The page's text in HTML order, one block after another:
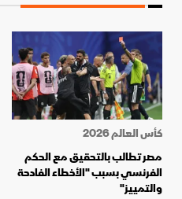
كأس العالم 2026
مصر تطالب بالتحقيق مع الحكم
الفرنسي بسبب "الأخطاء الفادحة
والتمييز"